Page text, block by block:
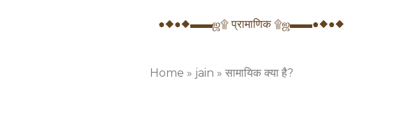
●◆●◆▬▬ஜ۩ प्रामाणिक ۩ஜ▬▬●◆●◆
Home » jain » सामायिक क्या है?